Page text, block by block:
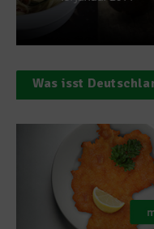
Was isst